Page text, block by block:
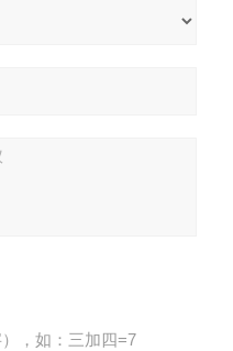
，如：三加四=7